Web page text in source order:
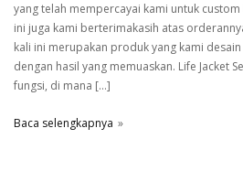
yang telah mempercayai kami untuk
ini juga kami berterimakasih atas
kali ini merupakan produk yang kami
dengan hasil yang memuaskan. Life Jacket
fungsi, di mana […]
Baca selengkapnya